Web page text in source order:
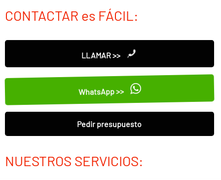
CONTACTAR es FÁCIL:
LLAMAR >>
WhatsApp >>
Pedir presupuesto
NUESTROS SERVICIOS: